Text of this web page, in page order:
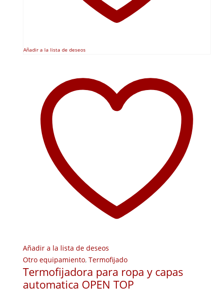
Añadir a la lista de deseos
Añadir a la lista de deseos
Otro equipamiento, Termofijado
Termofijadora para ropa y capas
automatica OPEN TOP